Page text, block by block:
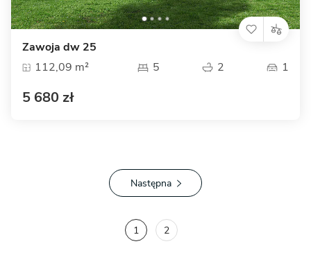
Zawoja dw 25
112,09 m²
5 2 1
5 680 zł
Następna
1 2